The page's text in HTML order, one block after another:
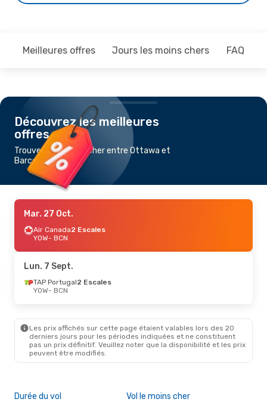
Meilleures offres Jours les moins chers FAQ
Découvrez les meilleures
offres
Trouvez un vol pas cher entre Ottawa et
Barcelone
Mar. 27 Oct.
Air Canada2 Escales
YOW- BCN
Lun. 7 Sept.
TAP Portugal2 Escales
YOW- BCN
Les prix affichés sur cette page étaient valables lors des 20
derniers jours pour les périodes indiquées et ne constituent
pas un prix définitif. Veuillez noter que la disponibilité et les prix
peuvent être modifiés.
Durée du vol Vol le moins cher